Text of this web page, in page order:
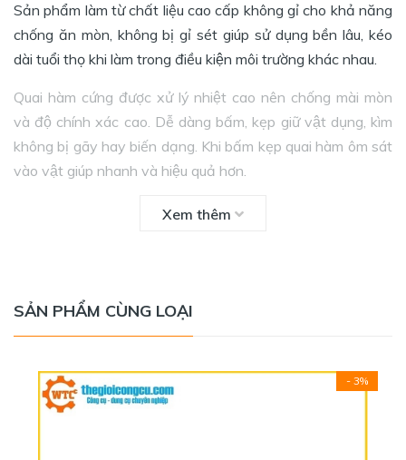
Sản phẩm làm từ chất liệu cao cấp không gỉ cho khả năng
chống ăn mòn, không bị gỉ sét giúp sử dụng bền lâu, kéo
dài tuổi thọ khi làm trong điều kiện môi trường khác nhau.
Quai hàm cứng được xử lý nhiệt cao nên chống mài mòn
và độ chính xác cao. Dễ dàng bấm, kẹp giữ vật dụng, kìm
không bị gãy hay biến dạng. Khi bấm kẹp quai hàm ôm sát
vào vật giúp nhanh và hiệu quả hơn.
Đầu kìm thiết kế đặc biệt với độ mở lớn. Cơ chế kẹp và
- Thương hiệu: IRWIN
- Quy cách: 10" (250mm)
Xem thêm
SẢN PHẨM CÙNG LOẠI
- 3%